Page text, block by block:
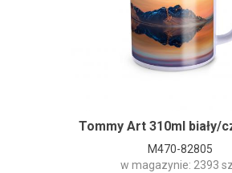
Tommy Art 310ml biały/
M470-82805
w magazynie: 2393